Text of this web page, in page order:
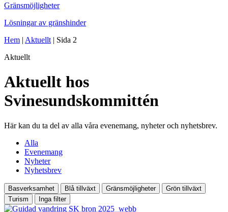
Gränsmöjligheter
Lösningar av gränshinder
Hem | Aktuellt | Sida 2
Aktuellt
Aktuellt hos
Svinesundskommittén
Här kan du ta del av alla våra evenemang, nyheter och nyhetsbrev.
Alla
Evenemang
Nyheter
Nyhetsbrev
Basverksamhet Blå tillväxt Gränsmöjligheter
Grön tillväxt
Turism
Inga filter